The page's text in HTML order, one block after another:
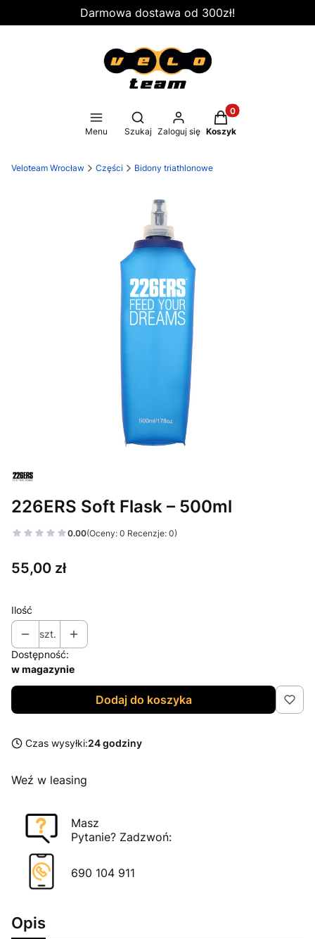
Darmowa dostawa od 300zł!
Menu
Otwórz wyszukiwarkę
Szukaj Zaloguj się
Produkty w
Koszyk
Veloteam Wrocław Części Bidony triathlonowe
226ERS Soft Flask – 500ml
0.00(Oceny: 0 Recenzje: 0)
Cena
55,00 zł
Ilość
szt.
Dostępność:
w magazynie
Dodaj do koszyka
Czas wysyłki:24 godziny
Weź w leasing
Masz
Pytanie? Zadzwoń:
690 104 911
Opis